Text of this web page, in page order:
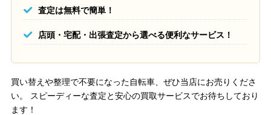
査定は無料で簡単！
店頭・宅配・出張査定から選べる便利なサービス！
買い替えや整理で不要になった自転車、ぜひ当店にお売りくださ
い。 スピーディーな査定と安心の買取サービスでお待ちしており
ます！